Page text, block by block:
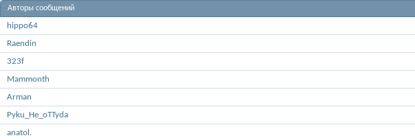
Авторы сообщений
hippo64
Raendin
323f
Mammonth
Arman
Pyku_He_oTTyda
anatol.